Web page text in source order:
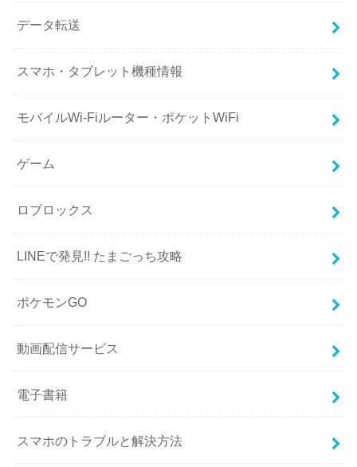
データ転送
スマホ・タブレット機種情報
モバイルWi-Fiルーター・ポケットWiFi
ゲーム
ロブロックス
LINEで発見!! たまごっち攻略
ポケモンGO
動画配信サービス
電子書籍
スマホのトラブルと解決方法